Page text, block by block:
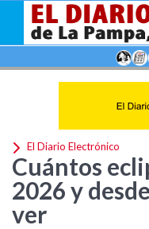
El Diario Electrónico
Cuántos
2026 y
ver